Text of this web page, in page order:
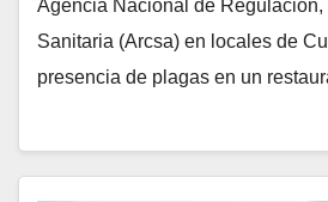
Agencia Nacional de
Sanitaria (Arcsa) en locales de
presencia de plagas en un